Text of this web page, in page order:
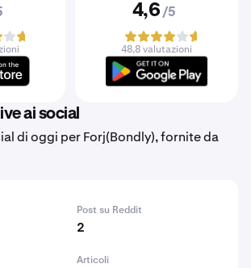
4,6 /5
48,8 valutazioni
ai social
di oggi per Forj(Bondly), fornite da
Post su Reddit
2
Articoli